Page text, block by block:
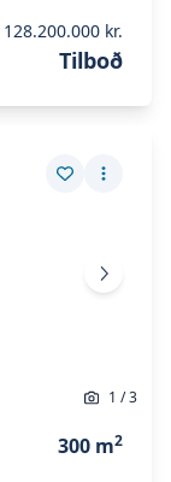
128.200.000 kr.
Tilboð
Vista eign
Fleiri
Næsta
1 /3
300 m2